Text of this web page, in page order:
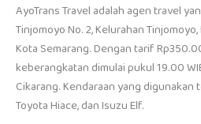
AyoTrans Travel adalah agen travel
Tinjomoyo No. 2, Kelurahan
Kota Semarang. Dengan tarif
keberangkatan dimulai pukul 19.00
Cikarang. Kendaraan yang digunakan
Toyota Hiace, dan Isuzu Elf.